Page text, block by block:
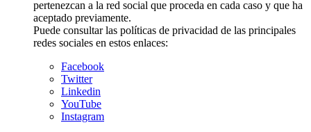
pertenezcan a la red social que proceda en cada caso y que ha
aceptado previamente.
Puede consultar las políticas de privacidad de las principales
redes sociales en estos enlaces:
Facebook
Twitter
Linkedin
YouTube
Instagram